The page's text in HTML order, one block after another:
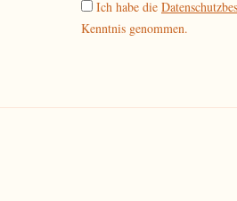
Ich habe die
Kenntnis genommen.